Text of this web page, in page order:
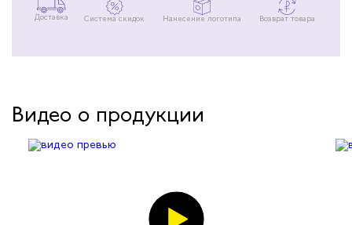
Доставка Система скидок Нанесение логотипа Возврат товара
Видео о продукции